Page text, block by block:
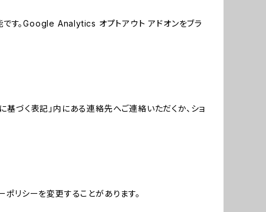
す。Google Analytics オプトアウト アドオンをブラ
づく表記」内にある連絡先へご連絡いただくか、ショ
リシーを変更することがあります。